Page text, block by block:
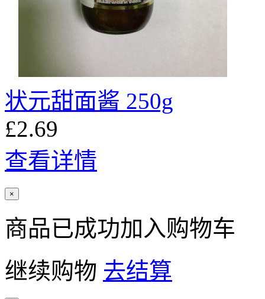
状元甜面酱 250g
£2.69
查看详情
×
商品已成功加入购物车
继续购物 去结算